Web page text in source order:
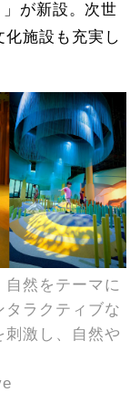
が新設。次世
施設も充実し
自然をテーマに
タラクティブな
刺激し、自然や